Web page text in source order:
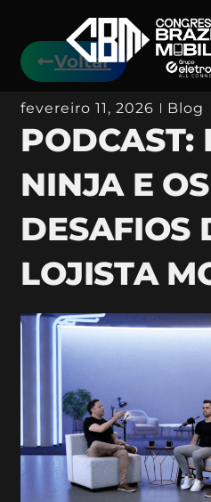
Voltar
fevereiro 11, 2026 Blog
PODCAST:
NINJA E OS
DESAFIOS
LOJISTA